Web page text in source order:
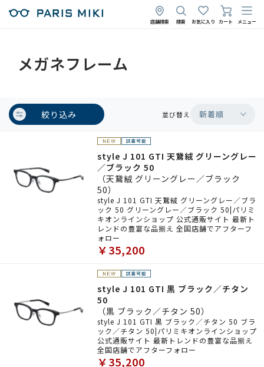
店舗検索 検索 お気に入り カート メニュー
メガネフレーム
絞り込み 並び替え 新着順
style J 101 GTI 天鵞絨 グリーングレー
／ブラック 50
（天鵞絨 グリーングレー／ブラック
50）
style J 101 GTI 天鵞絨 グリーングレー／ブラ
ック 50 グリーングレー／ブラック 50|パリミ
キオンラインショップ 公式通販サイト 最新ト
レンドの豊富な品揃え 全国店舗でアフターフ
ォロー
￥35,200
style J 101 GTI 黒 ブラック／チタン
50
（黒 ブラック／チタン 50）
style J 101 GTI 黒 ブラック／チタン 50 ブラ
ック／チタン 50|パリミキオンラインショップ
公式通販サイト 最新トレンドの豊富な品揃え
全国店舗でアフターフォロー
￥35,200